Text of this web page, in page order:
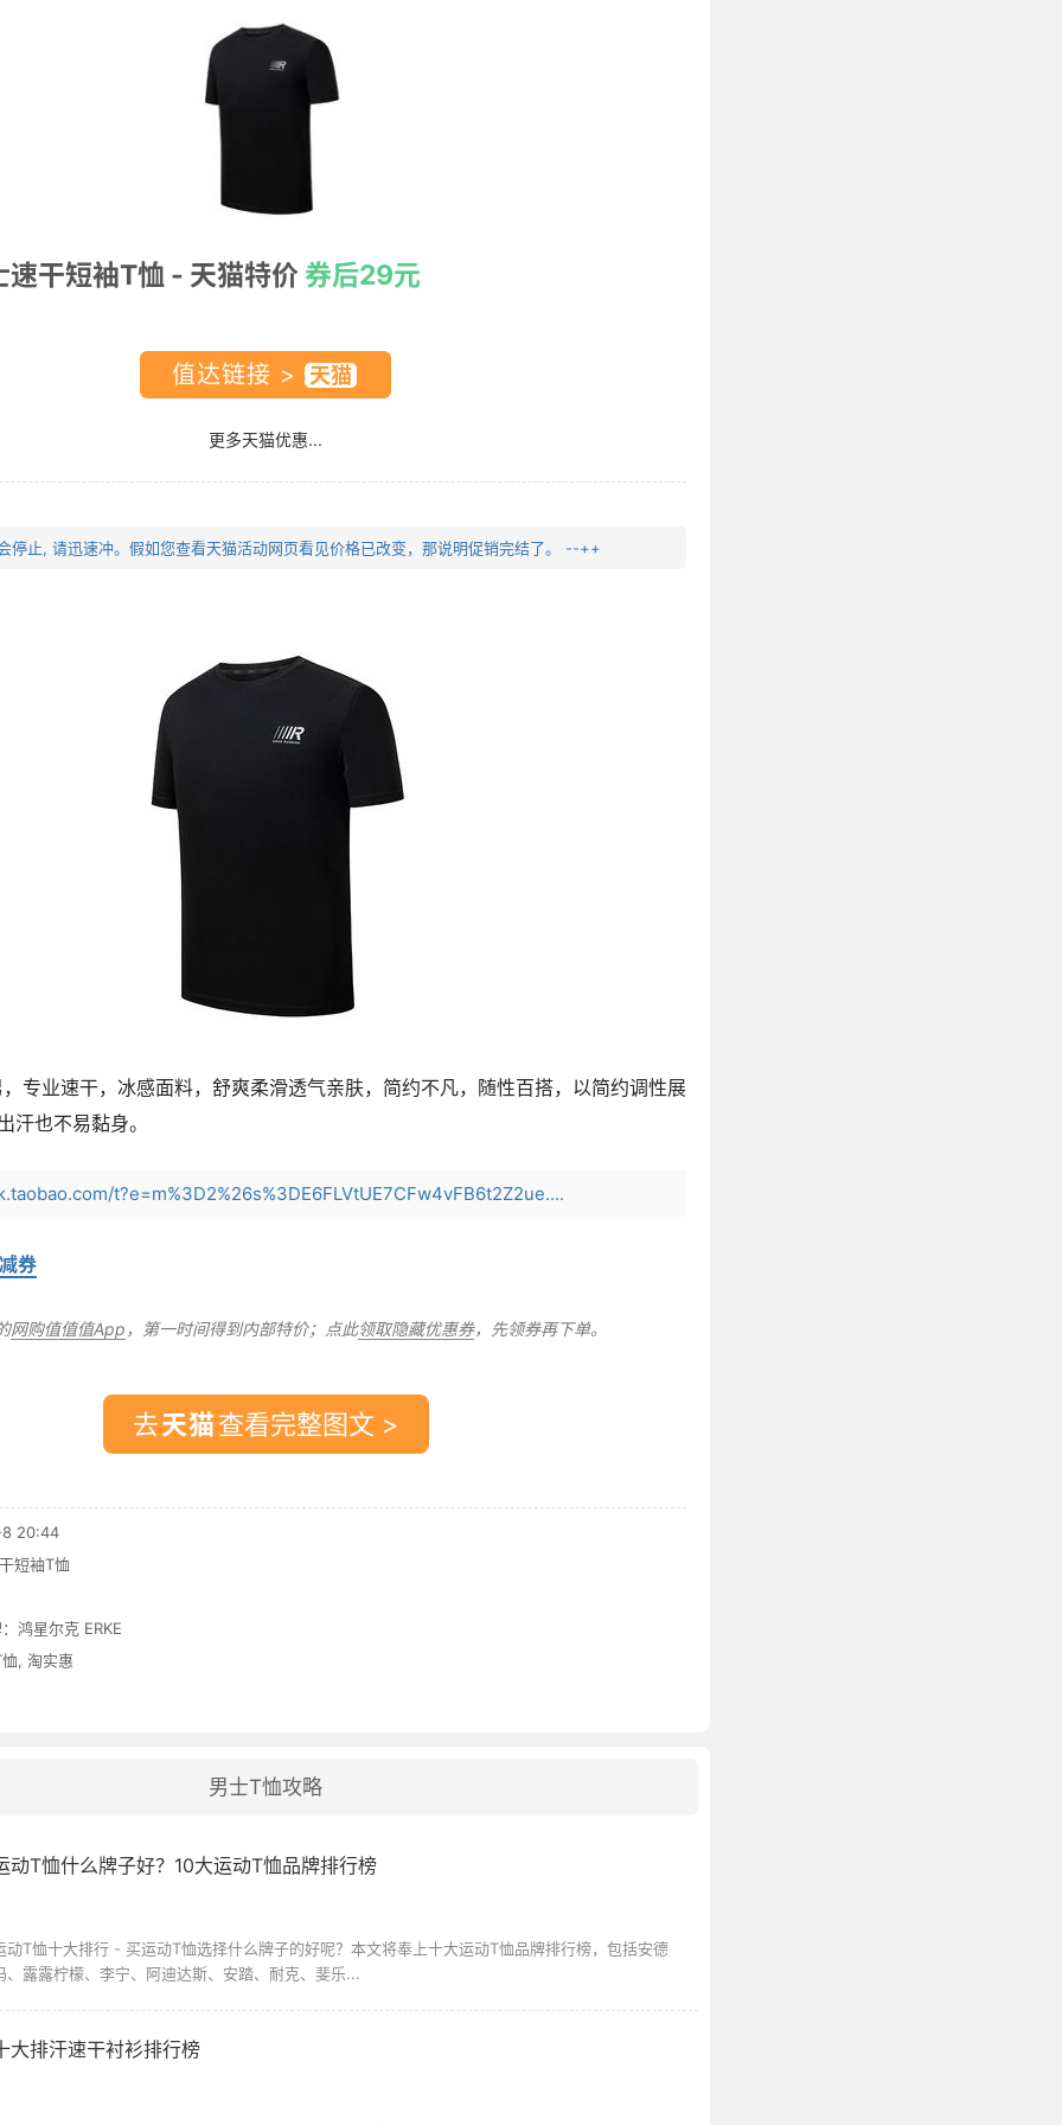
速干短袖T恤 - 天猫特价 券后29元
值达链接 >
更多天猫优惠...
止, 请迅速冲。假如您查看天猫活动网页看见价格已改变，那说明促销完结了。 --++
专业速干，冰感面料，舒爽柔滑透气亲肤，简约不凡，随性百搭，以简约调性展
汗也不易黏身。
t?e=m%3D2%26s%3DE6FLVtUE7CFw4vFB6t2Z2ue....
券
网购值值值App ，第一时间得到内部特价；点此领取隐藏优惠券，先领券再下单。
去 查看完整图文 >
8 20:44
短袖T恤
鸿星尔克 ERKE
, 淘实惠
男士T恤攻略
动T恤什么牌子好？10大运动T恤品牌排行榜
动T恤十大排行 - 买运动T恤选择什么牌子的好呢？本文将奉上十大运动T恤品牌排行榜，包括安德
、露露柠檬、李宁、阿迪达斯、安踏、耐克、斐乐...
大排汗速干衬衫排行榜